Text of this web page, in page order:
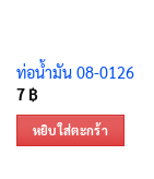
ท่อน้ำมัน 08-0126
7 ฿
หยิบใส่ตะกร้า